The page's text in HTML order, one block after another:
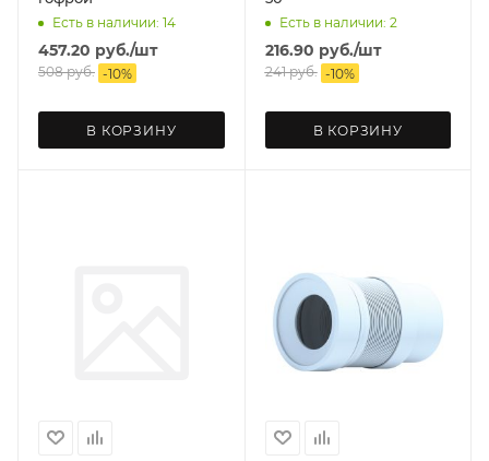
Есть в наличии: 14
457.20 руб./шт
508руб. -10%
В КОРЗИНУ
Есть в наличии: 2
216.90 руб./шт
241руб. -10%
В КОРЗИНУ